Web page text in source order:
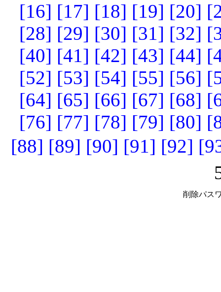
[16] [17] [18] [19] [20]
[28] [29] [30] [31] [32]
[40] [41] [42] [43] [44]
[52] [53] [54] [55] [56]
[64] [65] [66] [67] [68]
[76] [77] [78] [79] [80]
[88] [89] [90] [91] [92]
削除パス